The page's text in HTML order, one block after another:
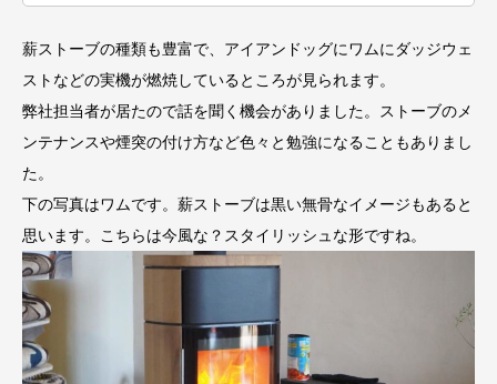
薪ストーブの種類も豊富で、アイアンドッグにワムにダッジウェ
ストなどの実機が燃焼しているところが見られます。
弊社担当者が居たので話を聞く機会がありました。ストーブのメ
ンテナンスや煙突の付け方など色々と勉強になることもありまし
た。
下の写真はワムです。薪ストーブは黒い無骨なイメージもあると
思います。こちらは今風な？スタイリッシュな形ですね。